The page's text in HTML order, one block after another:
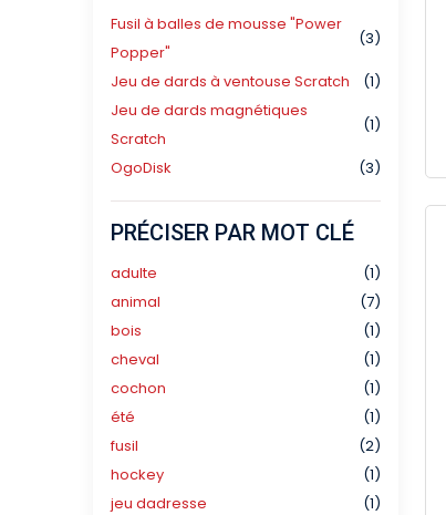
Fusil à balles de mousse "Power
Popper"
(3)
Jeu de dards à ventouse Scratch
(1)
Jeu de dards magnétiques
Scratch
(1)
OgoDisk (3)
PRÉCISER PAR MOT CLÉ
adulte
(1)
animal
(7)
bois
(1)
cheval
(1)
cochon
(1)
été
(1)
fusil
(2)
hockey
(1)
jeu dadresse
(1)